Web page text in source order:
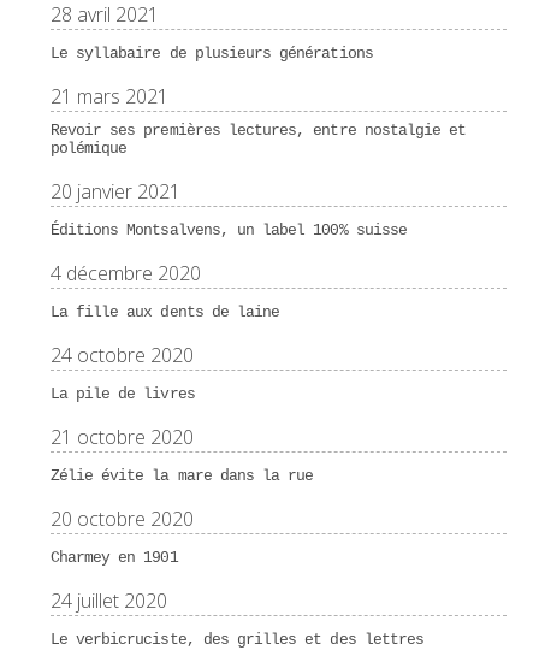
28 avril 2021
Le syllabaire de plusieurs générations
21 mars 2021
Revoir ses premières lectures, entre nostalgie et
polémique
20 janvier 2021
Éditions Montsalvens, un label 100% suisse
4 décembre 2020
La fille aux dents de laine
24 octobre 2020
La pile de livres
21 octobre 2020
Zélie évite la mare dans la rue
20 octobre 2020
Charmey en 1901
24 juillet 2020
Le verbicruciste, des grilles et des lettres